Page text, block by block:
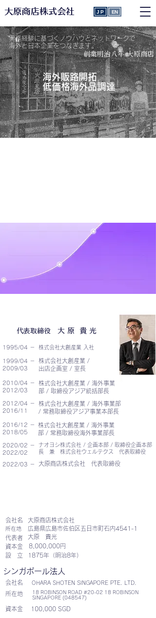
大原商店株式会社 JP EN
実務経験に基づくノウハウとネットワークで
海外と日本企業をつなぎます。​​
創業明治八年 大原商店
海外販路開拓
​低価格海外品調達
高評価のジャパンブランド品を海外へ
海外の低価格高コスパ品を調達提供します
輸入輸出
代表取締役 大 原 貴 光
1995/04 － 株式会社大創産業 入社
1999/04 －
2009/03
株式会社大創産業 /
出店企画室 / 室長
2010/04 －
2012/03
株式会社大創産業 / 海外事業
部 / 取締役アジア統括部長
2012/04 －
2016/11
株式会社大創産業 / 海外事業部
/ 常務取締役アジア事業本部長
2016/12 －
2018/05
株式会社大創産業 / 海外事業
部 / 常務取締役海外事業部長
2020/02 －
2022/02
ナオヨシ株式会社 / 企画本部 / 取締役企画本部
長 兼 株式会社ウェルテクス 代表取締役
2022/03 － 大原商店株式会社 代表取締役
会社名
所在地
代表者
資本金
設 立
大原商店株式会社
1875年（明治8年）
広島県広島市佐伯区五日市町石内4541-1
大原 貴光
8,000,000円
シンガポール法人
会社名 OHARA SHOTEN SINGAPORE PTE. LTD.
所在地
18 ROBINSON ROAD #20-02 18 ROBINSON
SINGAPORE (048547)
資本金 100,000 SGD